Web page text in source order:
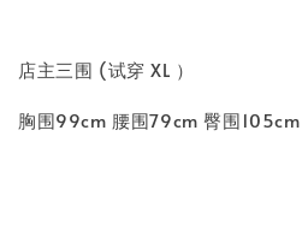
店主三围 (试穿 XL ）
胸围99cm 腰围79cm 臀围105cm